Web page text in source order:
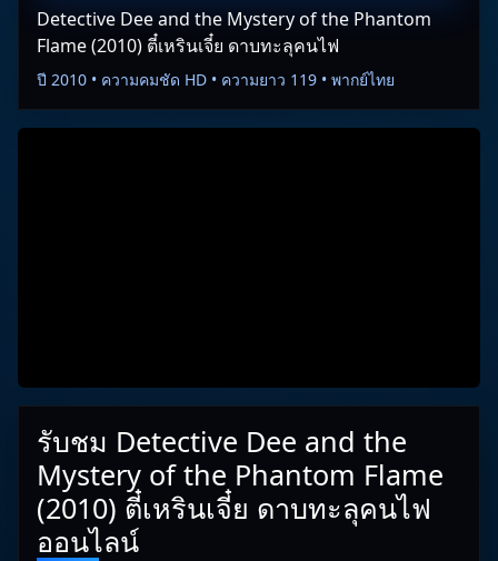
Detective Dee and the Mystery of the Phantom
Flame (2010) ตี๋เหรินเจี๋ย ดาบทะลุคนไฟ
ปี 2010 • ความคมชัด HD • ความยาว 119 • พากย์ไทย
รับชม Detective Dee and the
Mystery of the Phantom Flame
(2010) ตี๋เหรินเจี๋ย ดาบทะลุคนไฟ
ออนไลน์